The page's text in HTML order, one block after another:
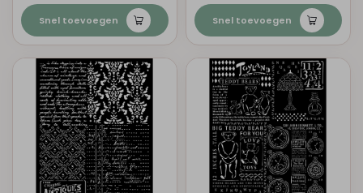
Snel toevoegen Snel toevoegen